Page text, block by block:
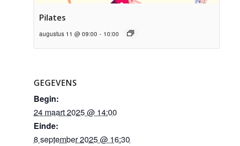
Pilates
augustus 11 @ 09:00 - 10:00
GEGEVENS
Begin:
24 maart 2025 @ 14:00
Einde:
8 september 2025 @ 16:30